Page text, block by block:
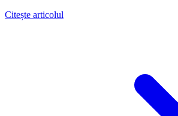
Citește articolul